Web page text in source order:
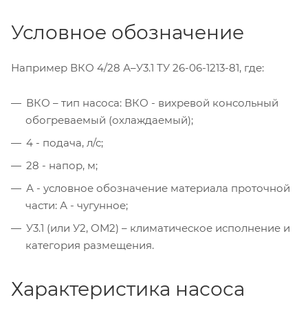
Условное обозначение
Например ВКО 4/28 А–У3.1 ТУ 26-06-1213-81, где:
ВКО – тип насоса: ВКО - вихревой консольный
обогреваемый (охлаждаемый);
4 - подача, л/с;
28 - напор, м;
А - условное обозначение материала проточной
части: А - чугунное;
У3.1 (или У2, ОМ2) – климатическое исполнение и
категория размещения.
Характеристика насоса